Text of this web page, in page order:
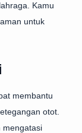
Kamu
untuk
membantu
otot.
mengatasi